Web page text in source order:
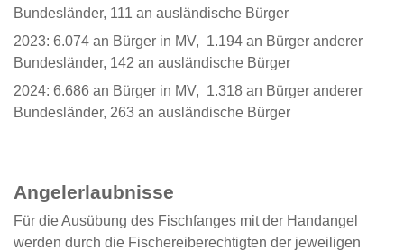
Bundesländer, 111 an ausländische Bürger
2023: 6.074 an Bürger in MV, 1.194 an Bürger anderer
Bundesländer, 142 an ausländische Bürger
2024: 6.686 an Bürger in MV, 1.318 an Bürger anderer
Bundesländer, 263 an ausländische Bürger
Angelerlaubnisse
Für die Ausübung des Fischfanges mit der Handangel
werden durch die Fischereiberechtigten der jeweiligen